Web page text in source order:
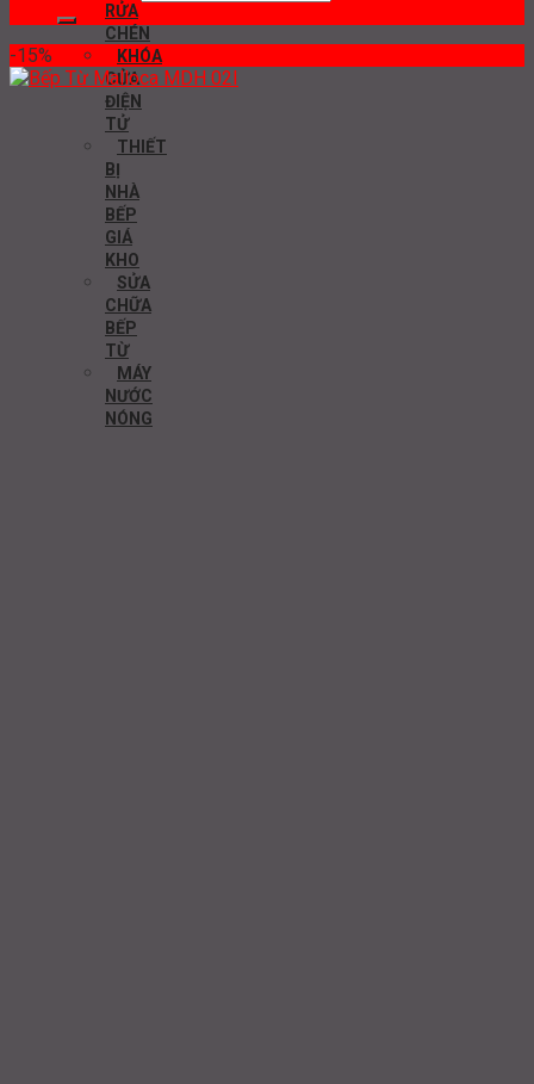
RỬA
CHÉN
KHÓA
CỬA
ĐIỆN
TỬ
THIẾT
BỊ
NHÀ
BẾP
GIÁ
KHO
SỬA
CHỮA
BẾP
TỪ
MÁY
NƯỚC
NÓNG
-15%